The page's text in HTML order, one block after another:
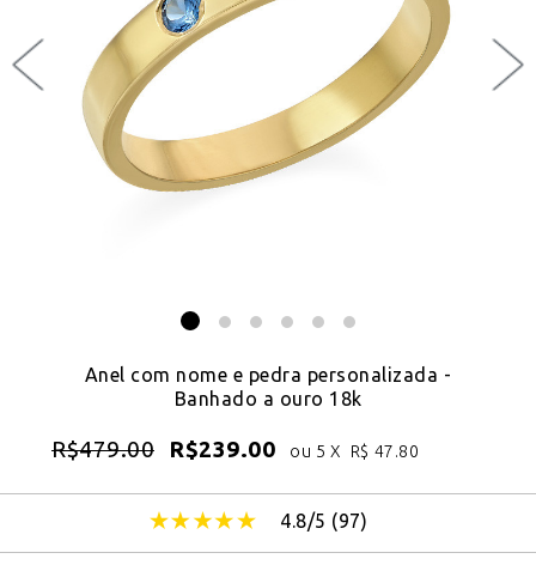
Anel com nome e pedra personalizada -
Banhado a ouro 18k
R$479.00 R$239.00 ou 5 X R$ 47.80
4.8/5 (97)